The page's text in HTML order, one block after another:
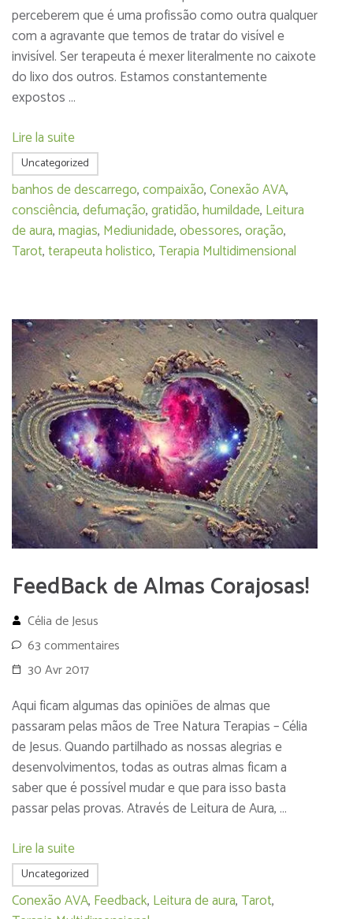
perceberem que é uma profissão como outra qualquer
com a agravante que temos de tratar do visível e
invisível. Ser terapeuta é mexer literalmente no caixote
do lixo dos outros. Estamos constantemente
expostos …
Lire la suite
Uncategorized
banhos de descarrego,compaixão,Conexão AVA,
consciência,defumação,gratidão,humildade, Leitura
de aura,magias, Mediunidade,obessores,oração,
Tarot,terapeuta holistico,Terapia Multidimensional
FeedBack de Almas Corajosas!
Célia de Jesus
63 commentaires
30 Avr 2017
Aqui ficam algumas das opiniões de almas que
passaram pelas mãos de Tree Natura Terapias – Célia
de Jesus. Quando partilhado as nossas alegrias e
desenvolvimentos, todas as outras almas ficam a
saber que é possível mudar e que para isso basta
passar pelas provas. Através de Leitura de Aura, …
Lire la suite
Uncategorized
Conexão AVA, Feedback, Leitura de aura,Tarot,